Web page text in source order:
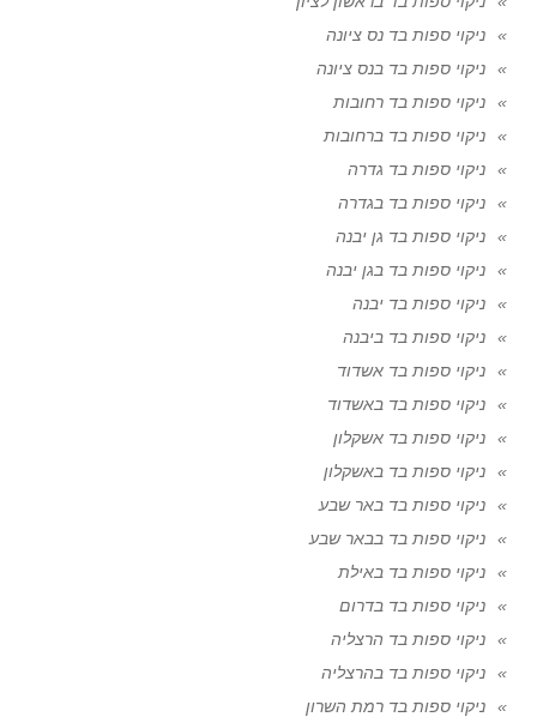
ניקוי ספות בד נס ציונה
ניקוי ספות בד בנס ציונה
ניקוי ספות בד רחובות
ניקוי ספות בד ברחובות
ניקוי ספות בד גדרה
ניקוי ספות בד בגדרה
ניקוי ספות בד גן יבנה
ניקוי ספות בד בגן יבנה
ניקוי ספות בד יבנה
ניקוי ספות בד ביבנה
ניקוי ספות בד אשדוד
ניקוי ספות בד באשדוד
ניקוי ספות בד אשקלון
ניקוי ספות בד באשקלון
ניקוי ספות בד באר שבע
ניקוי ספות בד בבאר שבע
ניקוי ספות בד באילת
ניקוי ספות בד בדרום
ניקוי ספות בד הרצליה
ניקוי ספות בד בהרצליה
ניקוי ספות בד רמת השרון